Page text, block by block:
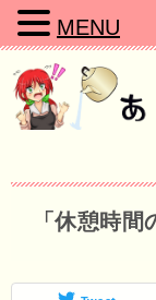
「休憩時
MENU